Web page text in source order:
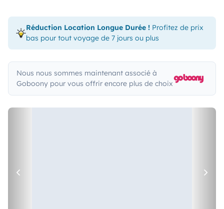
Réduction Location Longue Durée ! Profitez de prix
bas pour tout voyage de 7 jours ou plus
Nous nous sommes maintenant associé à
Goboony pour vous offrir encore plus de choix